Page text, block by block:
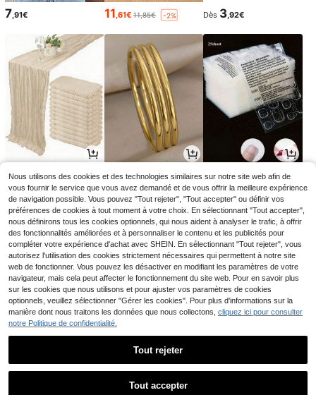
1
7,91€ 11,61€ 11,85€ -2% Dès 3,92€
Dès2 ,78€ Dès3,13€ 3,38€
Nous utilisons des cookies et des technologies similaires sur notre site web afin de
vous fournir le service que vous avez demandé et de vous offrir la meilleure expérience
de navigation possible. Vous pouvez "Tout rejeter", "Tout accepter" ou définir vos
préférences de cookies à tout moment à votre choix. En sélectionnant "Tout accepter",
nous définirons tous les cookies optionnels, qui nous aident à analyser le trafic, à offrir
des fonctionnalités améliorées et à personnaliser le contenu et les publicités pour
compléter votre expérience d'achat avec SHEIN. En sélectionnant "Tout rejeter", vous
autorisez l'utilisation des cookies strictement nécessaires qui permettent à notre site
web de fonctionner. Vous pouvez les désactiver en modifiant les paramètres de votre
navigateur, mais cela peut affecter le fonctionnement du site web. Pour en savoir plus
sur les cookies que nous utilisons et pour ajuster vos paramètres de cookies
optionnels, veuillez sélectionner "Gérer les cookies". Pour plus d'informations sur la
manière dont nous traitons les données que nous collectons, cliquez ici pour consulter
notre Politique de confidentialité.
Tout rejeter
Tout accepter